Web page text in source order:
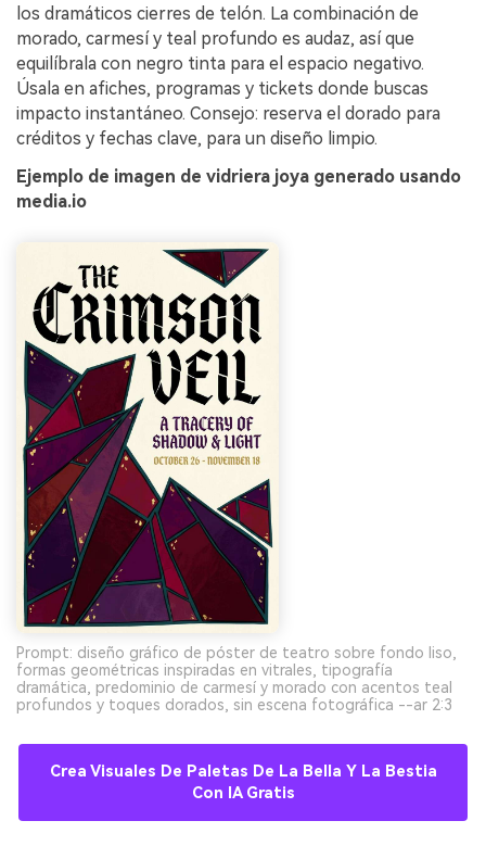
los dramáticos cierres de telón. La combinación de
morado, carmesí y teal profundo es audaz, así que
equilíbrala con negro tinta para el espacio negativo.
Úsala en afiches, programas y tickets donde buscas
impacto instantáneo. Consejo: reserva el dorado para
créditos y fechas clave, para un diseño limpio.
Ejemplo de imagen de vidriera joya generado usando
media.io
Prompt: diseño gráfico de póster de teatro sobre fondo liso,
formas geométricas inspiradas en vitrales, tipografía
dramática, predominio de carmesí y morado con acentos teal
profundos y toques dorados, sin escena fotográfica --ar 2:3
Crea Visuales De Paletas De La Bella Y La Bestia
Con IA Gratis